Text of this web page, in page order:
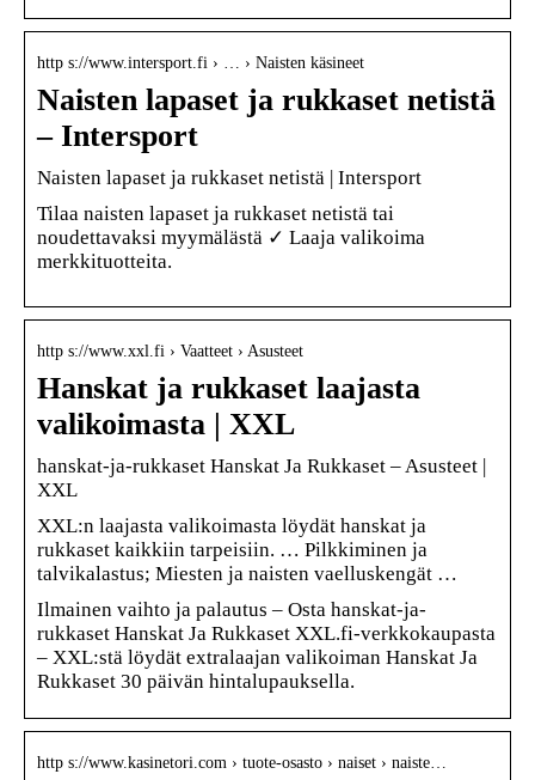
http s://www.intersport.fi › … › Naisten käsineet
Naisten lapaset ja rukkaset netistä
– Intersport
Naisten lapaset ja rukkaset netistä | Intersport
Tilaa naisten lapaset ja rukkaset netistä tai
noudettavaksi myymälästä ✓ Laaja valikoima
merkkituotteita.
http s://www.xxl.fi › Vaatteet › Asusteet
Hanskat ja rukkaset laajasta
valikoimasta | XXL
hanskat-ja-rukkaset Hanskat Ja Rukkaset – Asusteet |
XXL
XXL:n laajasta valikoimasta löydät hanskat ja
rukkaset kaikkiin tarpeisiin. … Pilkkiminen ja
talvikalastus; Miesten ja naisten vaelluskengät …
Ilmainen vaihto ja palautus – Osta hanskat-ja-
rukkaset Hanskat Ja Rukkaset XXL.fi-verkkokaupasta
– XXL:stä löydät extralaajan valikoiman Hanskat Ja
Rukkaset 30 päivän hintalupauksella.
http s://www.kasinetori.com › tuote-osasto › naiset › naiste…